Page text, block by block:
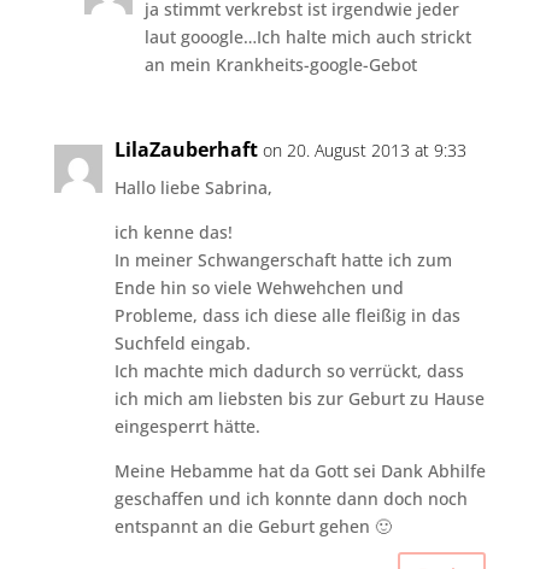
ja stimmt verkrebst ist irgendwie jeder
laut gooogle…Ich halte mich auch strickt
an mein Krankheits-google-Gebot
LilaZauberhaft on 20. August 2013 at 9:33
Hallo liebe Sabrina,
ich kenne das!
In meiner Schwangerschaft hatte ich zum
Ende hin so viele Wehwehchen und
Probleme, dass ich diese alle fleißig in das
Suchfeld eingab.
Ich machte mich dadurch so verrückt, dass
ich mich am liebsten bis zur Geburt zu Hause
eingesperrt hätte.
Meine Hebamme hat da Gott sei Dank Abhilfe
geschaffen und ich konnte dann doch noch
entspannt an die Geburt gehen 🙂